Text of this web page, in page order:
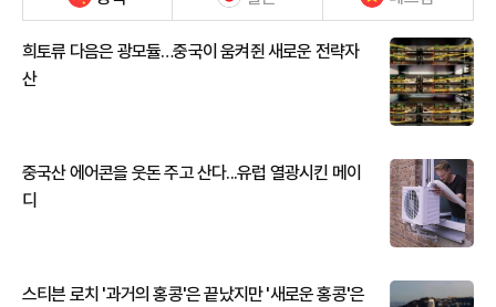
희토류 다음은 광모듈…중국이 움켜쥔 새로운 전략자
산
중국산 에어콘을 웃돈 주고 산다...유럽 열광시킨 메이
디
스티븐 로치 '과거의 홍콩'은 끝났지만 '새로운 홍콩'은